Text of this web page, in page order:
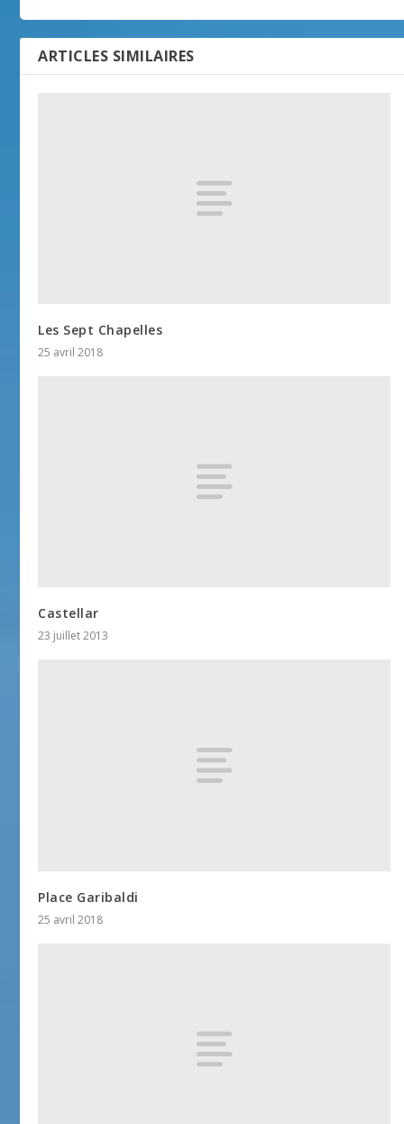
ARTICLES SIMILAIRES
Les Sept Chapelles
25 avril 2018
Castellar
23 juillet 2013
Place Garibaldi
25 avril 2018